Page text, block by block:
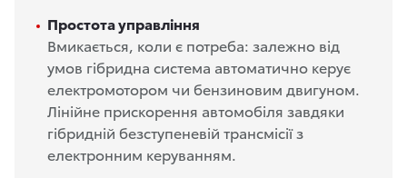
Простота управління
Вмикається, коли є потреба: залежно від
умов гібридна система автоматично керує
електромотором чи бензиновим двигуном.
Лінійне прискорення автомобіля завдяки
гібридній безступеневій трансмісії з
електронним керуванням.